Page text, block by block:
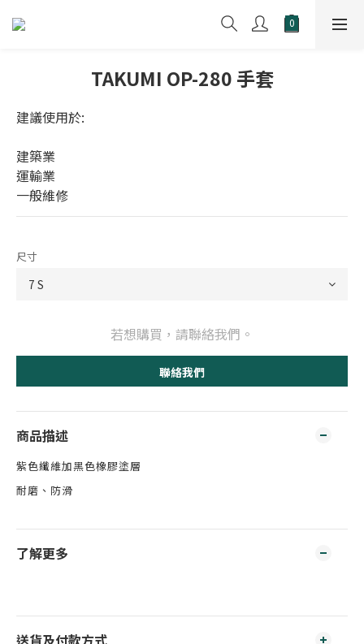
TAKUMI OP-280 手套
建議使用於:
建築業
運輸業
一般維修
尺寸
若想購買，請聯絡我們。
聯絡我們
商品描述
紫色纖維加黑色橡膠塗層
耐磨、防滑
了解更多
送貨及付款方式